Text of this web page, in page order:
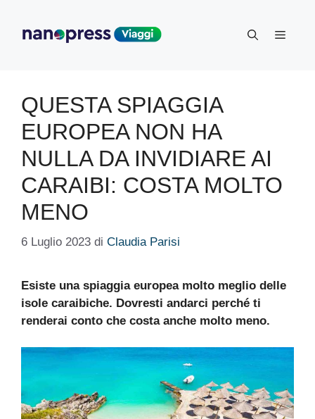
contenuto
Menu
QUESTA SPIAGGIA
EUROPEA NON HA
NULLA DA INVIDIARE AI
CARAIBI: COSTA MOLTO
MENO
6 Luglio 2023 di Claudia Parisi
Esiste una spiaggia europea molto meglio delle
isole caraibiche. Dovresti andarci perché ti
renderai conto che costa anche molto meno.